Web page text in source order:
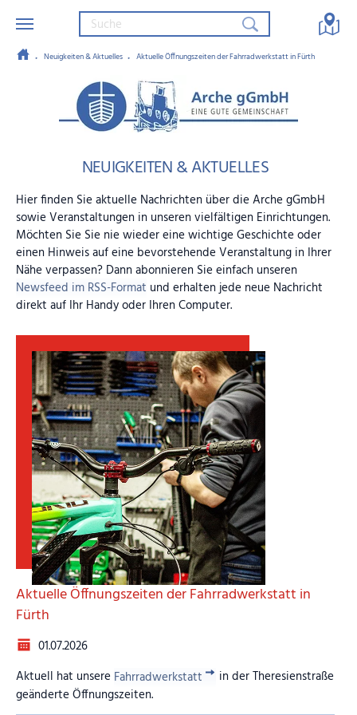
Neuigkeiten & Aktuelles Aktuelle Öffnungszeiten der Fahrradwerkstatt in Fürth
NEUIGKEITEN & AKTUELLES
Hier finden Sie aktuelle Nachrichten über die Arche gGmbH
sowie Veranstaltungen in unseren vielfältigen Einrichtungen.
Möchten Sie Sie nie wieder eine wichtige Geschichte oder
einen Hinweis auf eine bevorstehende Veranstaltung in Ihrer
Nähe verpassen? Dann abonnieren Sie einfach unseren
Newsfeed im RSS-Format und erhalten jede neue Nachricht
direkt auf Ihr Handy oder Ihren Computer.
Aktuelle Öffnungszeiten der Fahrradwerkstatt in
Fürth
01.07.2026
Aktuell hat unsere Fahrradwerkstatt
in der Theresienstraße
geänderte Öffnungszeiten.